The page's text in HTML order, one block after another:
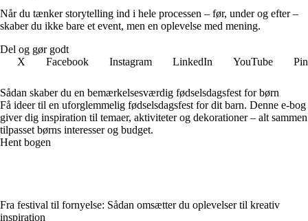
Når du tænker storytelling ind i hele processen – før, under og efter –
skaber du ikke bare et event, men en oplevelse med mening.
Del og gør godt
X
Facebook Instagram LinkedIn YouTube
Sådan skaber du en bemærkelsesværdig fødselsdagsfest for børn
Få ideer til en uforglemmelig fødselsdagsfest for dit barn. Denne e-bog
giver dig inspiration til temaer, aktiviteter og dekorationer – alt sammen
tilpasset børns interesser og budget.
Hent bogen
Fra festival til fornyelse: Sådan omsætter du oplevelser til kreativ
inspiration